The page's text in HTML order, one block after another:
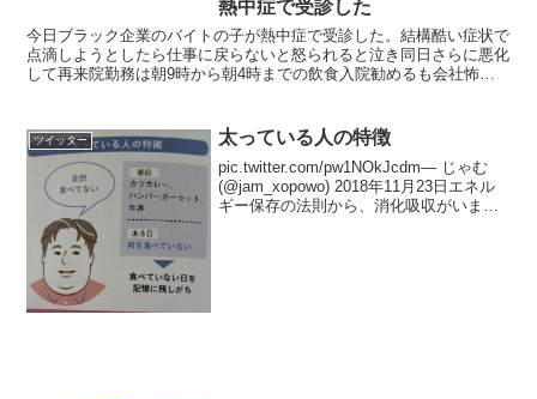
熱中症で受診した
今日ブラック企業のバイトの子が熱中症で受診した。結構酷い症状で
点滴しようとしたら仕事に戻らないと怒られると泣き同日さらに悪化
して再来院勤務は朝9時から朝4時までの飲食入院勧めるも会社怖い
ツイッター 太っている人の特徴
pic.twitter.com/pw1NOkJcdm— じゃむ
(@jam_xopowo) 2018年11月23日エネル
ギー保存の法則から、消化吸収がいまい